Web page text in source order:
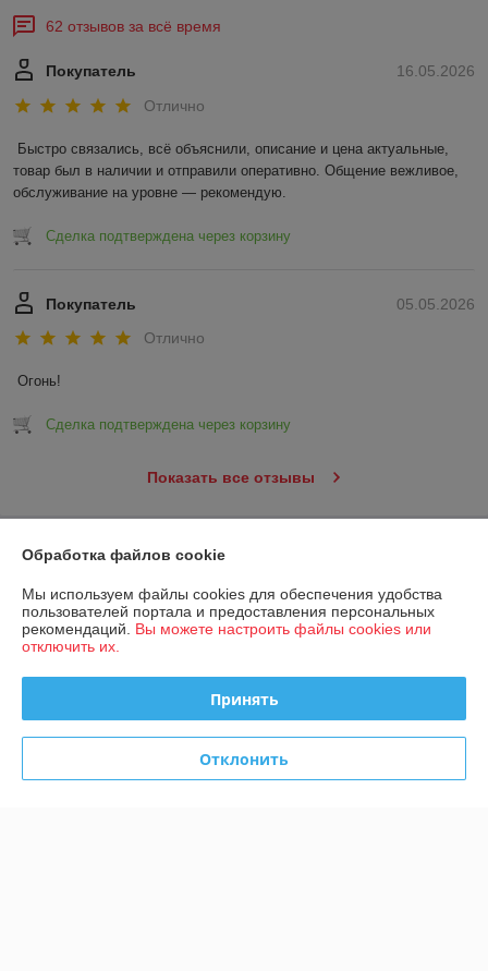
62 отзывов за всё время
16.05.2026
Покупатель
Отлично
Быстро связались, всё объяснили, описание и цена актуальные,
товар был в наличии и отправили оперативно. Общение вежливое,
обслуживание на уровне — рекомендую.
Сделка подтверждена через корзину
05.05.2026
Покупатель
Отлично
Огонь!
Сделка подтверждена через корзину
Показать все отзывы
О нас
Контакты
Доставка и оплата
Обработка файлов cookie
Мы используем файлы cookies для обеспечения удобства
пользователей портала и предоставления персональных
рекомендаций. Вы можете настроить файлы cookies или
отключить их.
Принять
Отклонить